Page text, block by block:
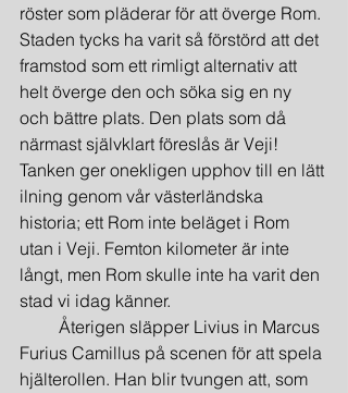
röster som pläderar för att överge Rom.
Staden tycks ha varit så förstörd att det
framstod som ett rimligt alternativ att
helt överge den och söka sig en ny
och bättre plats. Den plats som då
närmast självklart föreslås är Veji!
Tanken ger onekligen upphov till en lätt
ilning genom vår västerländska
historia; ett Rom inte beläget i Rom
utan i Veji. Femton kilometer är inte
långt, men Rom skulle inte ha varit den
stad vi idag känner.
Återigen släpper Livius in Marcus
Furius Camillus på scenen för att spela
hjälterollen. Han blir tvungen att, som